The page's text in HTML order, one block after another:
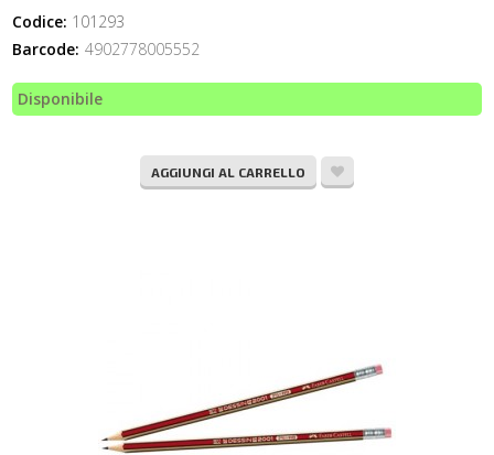
Codice: 101293
Barcode: 4902778005552
Disponibile
AGGIUNGI AL CARRELLO